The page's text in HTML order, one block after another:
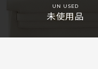
UN USED
未使用品